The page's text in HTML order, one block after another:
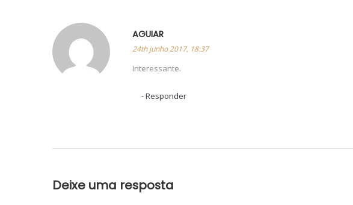
AGUIAR
24th junho 2017, 18:37
Interessante.
Responder
Deixe uma resposta